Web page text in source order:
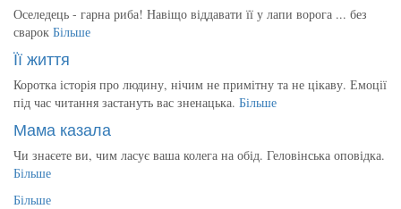
Оселедець - гарна риба! Навіщо віддавати її у лапи ворога ... без
сварок Більше
Її життя
Коротка історія про людину, нічим не примітну та не цікаву. Емоції
під час читання застануть вас зненацька. Більше
Мама казала
Чи знаєете ви, чим ласує ваша колега на обід. Геловінська оповідка.
Більше
Більше